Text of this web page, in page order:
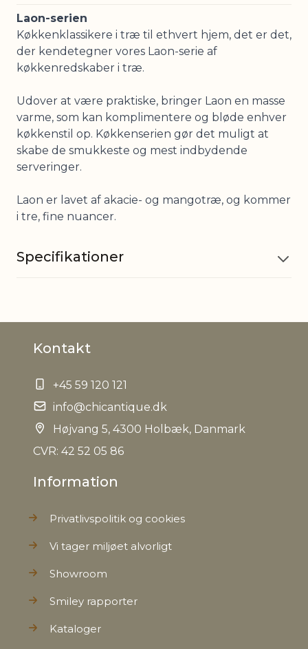
Laon-serien
Køkkenklassikere i træ til ethvert hjem, det er det,
der kendetegner vores Laon-serie af
køkkenredskaber i træ.
Udover at være praktiske, bringer Laon en masse
varme, som kan komplimentere og bløde enhver
køkkenstil op. Køkkenserien gør det muligt at
skabe de smukkeste og mest indbydende
serveringer.
Laon er lavet af akacie- og mangotræ, og kommer
i tre, fine nuancer.
Specifikationer
EAN
Tariffnumber
Nettovægt 0,000 kg
Kontakt
+45 59 120 121
info@chicantique.dk
Højvang 5, 4300 Holbæk, Danmark
CVR: 42 52 05 86
Information
Privatlivspolitik og cookies
Vi tager miljøet alvorligt
Showroom
Smiley rapporter
Kataloger